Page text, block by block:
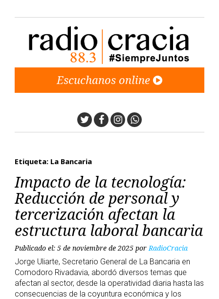
Escuchanos online
TwitterFacebook
Instagram
Whatsapp
Etiqueta: La Bancaria
Impacto de la tecnología:
Reducción de personal y
tercerización afectan la
estructura laboral bancaria
Publicado el: 5 de noviembre de 2025 porRadioCracia
Jorge Uliarte, Secretario General de La Bancaria en
Comodoro Rivadavia, abordó diversos temas que
afectan al sector, desde la operatividad diaria hasta las
consecuencias de la coyuntura económica y los